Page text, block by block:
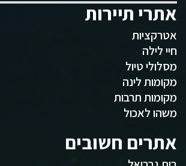
אתרי תיירות
אטרקציות
חיי לילה
מסלולי טיול
מקומות לינה
מקומות תרבות
משהו לאכול
אתרים חשובים